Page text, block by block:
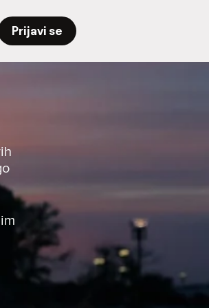
Prijavi se